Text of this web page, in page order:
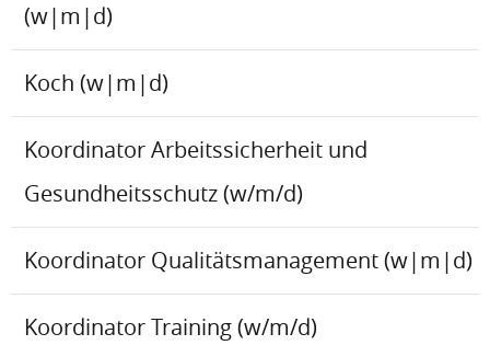
(w|m|d)
Koch (w|m|d)
Koordinator Arbeitssicherheit und
Gesundheitsschutz (w/m/d)
Koordinator Qualitätsmanagement (w|m|d)
Koordinator Training (w/m/d)